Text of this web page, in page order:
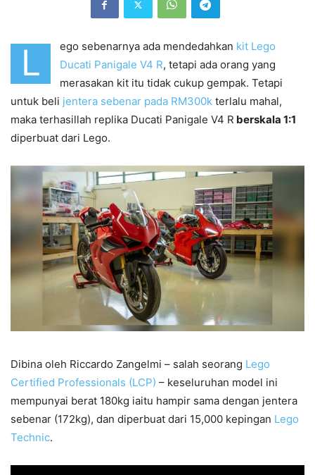
L ego sebenarnya ada mendedahkan kit Lego
Ducati Panigale V4 R, tetapi ada orang yang
merasakan kit itu tidak cukup gempak. Tetapi
untuk beli jentera sebenar pada RM300k terlalu mahal,
maka terhasillah replika Ducati Panigale V4 R berskala 1:1
diperbuat dari Lego.
Dibina oleh Riccardo Zangelmi – salah seorang Lego
Certified Professionals (LCP) – keseluruhan model ini
mempunyai berat 180kg iaitu hampir sama dengan jentera
sebenar (172kg), dan diperbuat dari 15,000 kepingan Lego
Technic.